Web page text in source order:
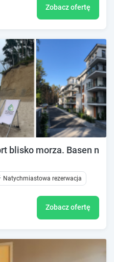
Zobacz ofertę
blisko morza. Basen na
Natychmiastowa rezerwacja
Zobacz ofertę